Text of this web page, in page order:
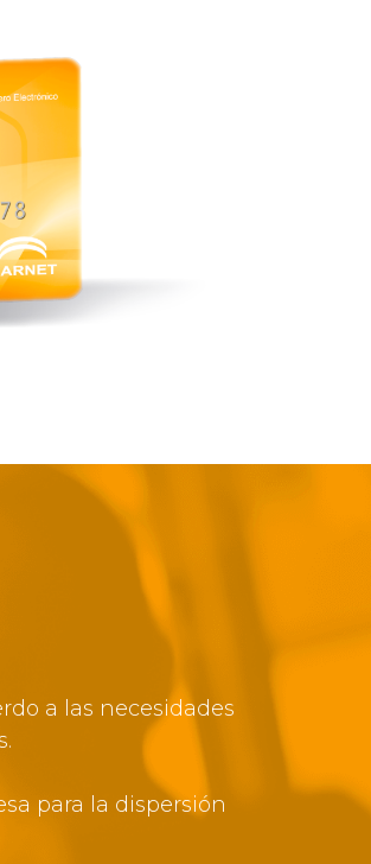
a las necesidades
para la dispersión